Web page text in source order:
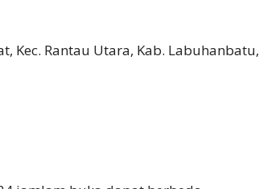
Kec. Rantau Utara, Kab. Labuhanbatu,